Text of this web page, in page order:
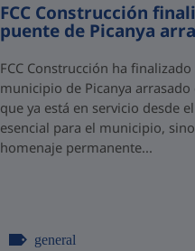
FCC Construcción
puente de Picanya
FCC Construcción ha
municipio de Picanya
que ya está en servicio desde
esencial para el municipio,
homenaje permanente...
general